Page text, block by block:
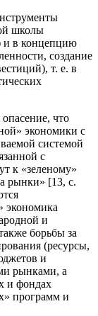
школы
и в концепцию
создание
т. е. в
что
экономики с
системой
с
к «зеленому»
рынки» [13, с.
экономика
и
борьбы за
(ресурсы,
и
рынками, а
и фондах
программ и